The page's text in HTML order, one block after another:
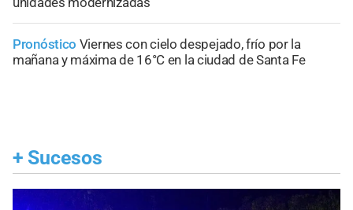
Pronóstico Viernes con cielo despejado, frío por la
mañana y máxima de 16°C en la ciudad de Santa Fe
+ Sucesos